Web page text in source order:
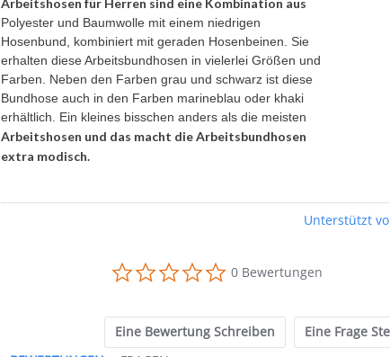
Arbeitshosen für Herren sind eine Kombination aus
Polyester und Baumwolle mit einem niedrigen
Hosenbund, kombiniert mit geraden Hosenbeinen. Sie
erhalten diese Arbeitsbundhosen in vielerlei Größen und
Farben. Neben den Farben grau und schwarz ist diese
Bundhose auch in den Farben marineblau oder khaki
erhältlich. Ein kleines bisschen anders als die meisten
Arbeitshosen und das macht die Arbeitsbundhosen
extra modisch.
Unterstützt
0.0
star
0 Bewertungen
Eine Bewertung Schreiben
Eine Frage